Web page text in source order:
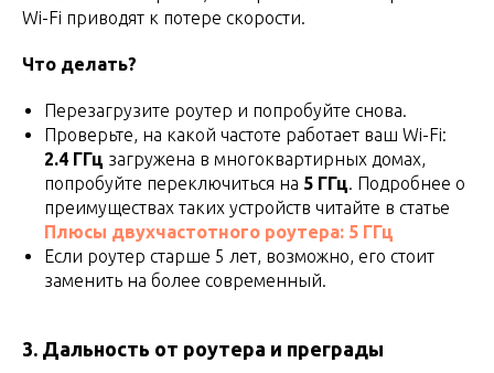
Wi-Fi приводят к потере скорости.
Что делать?
Перезагрузите роутер и попробуйте снова.
Проверьте, на какой частоте работает ваш Wi-Fi:
2.4 ГГц загружена в многоквартирных домах,
попробуйте переключиться на 5 ГГц. Подробнее о
преимуществах таких устройств читайте в статье
Плюсы двухчастотного роутера: 5 ГГц
Если роутер старше 5 лет, возможно, его стоит
заменить на более современный.
3. Дальность от роутера и преграды